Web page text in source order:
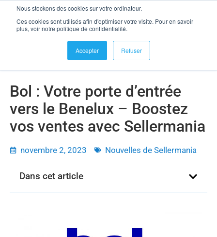
Nous stockons des cookies sur votre ordinateur.
Ces cookies sont utilisés afin d'optimiser votre visite. Pour en savoir
plus, voir notre politique de confidentialité.
Accepter Refuser
se connecter
Bol : Votre porte d’entrée vers le Benelux – Boostez vos ventes
avec Sellermania
Bol : Votre porte d’entrée
vers le Benelux – Boostez
vos ventes avec Sellermania
novembre 2, 2023 Nouvelles de Sellermania
Dans cet article